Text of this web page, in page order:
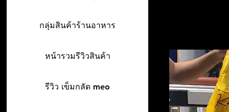
กลุ่มสินค้าร้านอาหาร
หน้ารวมรีวิวสินค้า
รีวิว เข็มกลัด meo